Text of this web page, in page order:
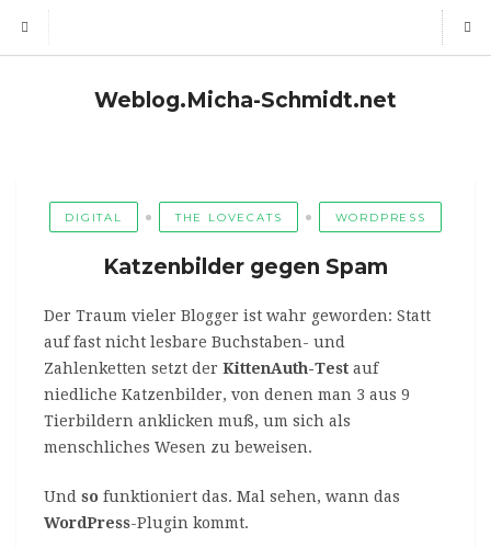
Weblog.Micha-Schmidt.net
DIGITAL THE LOVECATS WORDPRESS
Katzenbilder gegen Spam
Der Traum vieler Blogger ist wahr geworden: Statt
auf fast nicht lesbare Buchstaben- und
Zahlenketten setzt der KittenAuth-Test auf
niedliche Katzenbilder, von denen man 3 aus 9
Tierbildern anklicken muß, um sich als
menschliches Wesen zu beweisen.
Und so funktioniert das. Mal sehen, wann das
WordPress-Plugin kommt.